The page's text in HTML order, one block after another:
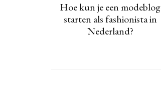
Hoe kun je een modeblog
starten als fashionista in
Nederland?